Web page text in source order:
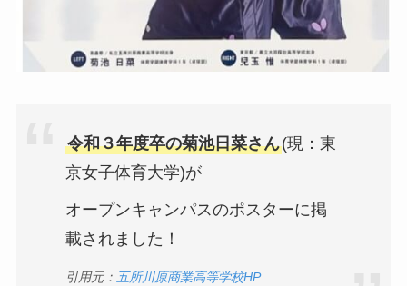
令和３年度卒の菊池日菜さん(現：東
京女子体育大学)が
オープンキャンパスのポスターに掲
載されました！
引用元： 五所川原商業高等学校HP